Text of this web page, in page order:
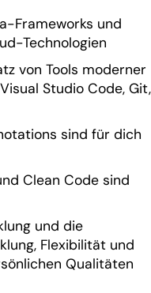
Frameworks und
Technologien
von Tools moderner
Studio Code, Git,
sind für dich
Clean Code sind
und die
Flexibilität und
Qualitäten